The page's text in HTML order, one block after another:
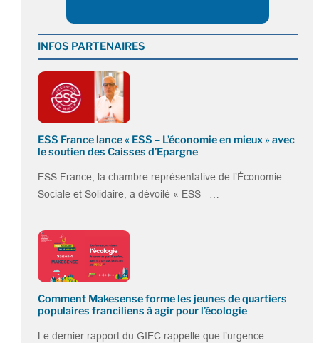
INFOS PARTENAIRES
ESS France lance « ESS – L’économie en mieux » avec
le soutien des Caisses d’Epargne
ESS France, la chambre représentative de l’Économie
Sociale et Solidaire, a dévoilé « ESS –…
Comment Makesense forme les jeunes de quartiers
populaires franciliens à agir pour l’écologie
Le dernier rapport du GIEC rappelle que l’urgence